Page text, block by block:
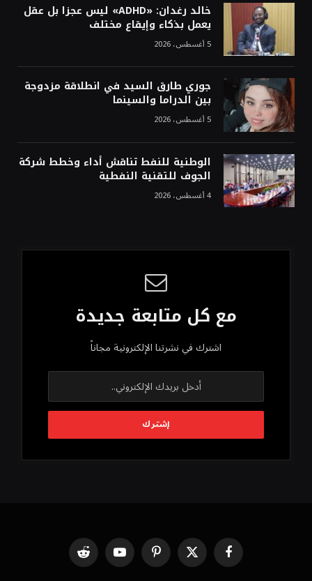
خالد رغدان: «ADHD» ليس عجزا بل عقل
يعمل بذكاء وإيقاع مختلف
5 أغسطس، 2026
جوري طارق السيد في انطلاقة مزدوجة
بين الدراما والسينما
5 أغسطس، 2026
الوطنية للنفط تناقش أداء وخطط شركة
الجوف للتقنية النفطية
4 أغسطس، 2026
مع كل متابعة جديدة
اشترك في نشرتنا الإلكترونية مجاناً
فيسبوك X
(Twitter)
بينتيريستيوتيوب رديت